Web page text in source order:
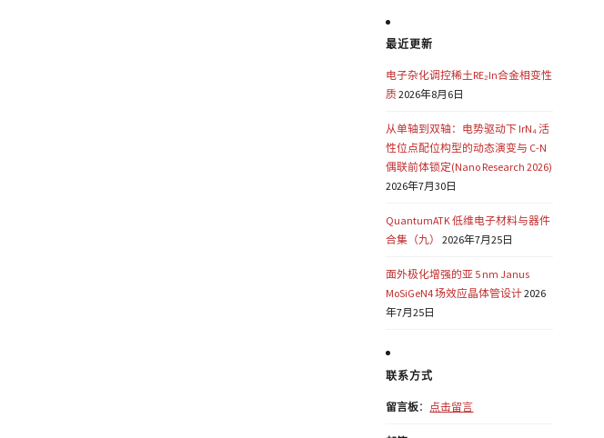
最近更新
电子杂化调控稀土RE₂In合金相变性
质2026年8月6日
从单轴到双轴：电势驱动下 IrN₄ 活
性位点配位构型的动态演变与 C-N
偶联前体锁定(Nano Research 2026)
2026年7月30日
QuantumATK 低维电子材料与器件
合集（九）
2026年7月25日
面外极化增强的亚 5 nm Janus
MoSiGeN4 场效应晶体管设计2026
年7月25日
联系方式
留言板： 点击留言